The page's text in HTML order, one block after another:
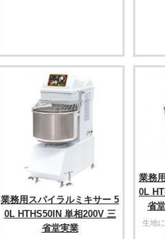
業務用スパイラルミキサー 5
0L HTHS50IN 単相200V 三
省堂実業
業務
0L
省
生地